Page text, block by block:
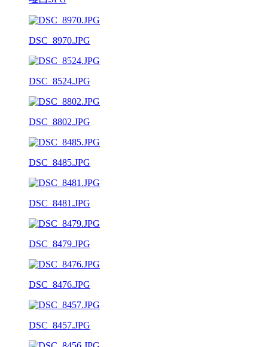
DSC_8970.JPG
DSC_8524.JPG
DSC_8802.JPG
DSC_8485.JPG
DSC_8481.JPG
DSC_8479.JPG
DSC_8476.JPG
DSC_8457.JPG